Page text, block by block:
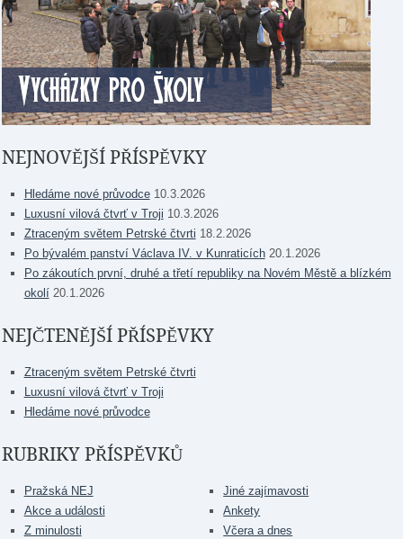
NEJNOVĚJŠÍ PŘÍSPĚVKY
Hledáme nové průvodce 10.3.2026
Luxusní vilová čtvrť v Troji 10.3.2026
Ztraceným světem Petrské čtvrti 18.2.2026
Po bývalém panství Václava IV. v Kunraticích 20.1.2026
Po zákoutích první, druhé a třetí republiky na Novém Městě a blízkém
okolí 20.1.2026
NEJČTENĚJŠÍ PŘÍSPĚVKY
Ztraceným světem Petrské čtvrti
Luxusní vilová čtvrť v Troji
Hledáme nové průvodce
RUBRIKY PŘÍSPĚVKŮ
Pražská NEJ
Akce a události
Z minulosti
Jiné zajímavosti
Ankety
Včera a dnes